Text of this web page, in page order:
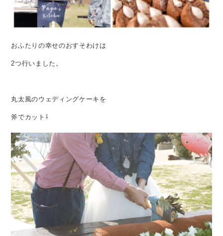
おふたりの幸せのおすそわけは
2つ行いました。
丸太風のウェディングケーキを
斧でカット⇩